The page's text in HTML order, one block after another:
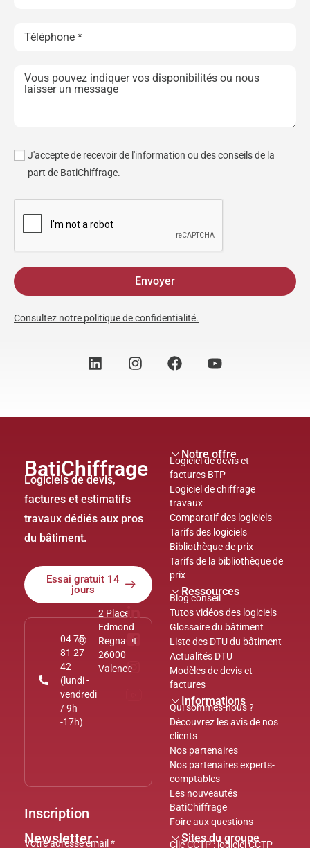
J'accepte de recevoir de l'information ou des conseils de la
part de BatiChiffrage.
Envoyer
Consultez notre politique de confidentialité.
BatiChiffrage
Logiciels de devis,
factures et estimatifs
travaux dédiés aux pros
du bâtiment.
Essai gratuit 14
jours
04 75
81 27
42
(lundi -
vendredi
/ 9h
-17h)
2 Place
Edmond
Regnault
26000
Valence
Inscription
Newsletter :
Notre offre
Logiciel de devis et
factures BTP
Logiciel de chiffrage
travaux
Comparatif des logiciels
Tarifs des logiciels
Bibliothèque de prix
Tarifs de la bibliothèque de
prix
Ressources
Blog conseil
Tutos vidéos des logiciels
Glossaire du bâtiment
Liste des DTU du bâtiment
Actualités DTU
Modèles de devis et
factures
Informations
Qui sommes-nous ?
Découvrez les avis de nos
clients
Nos partenaires
Nos partenaires experts-
comptables
Les nouveautés
BatiChiffrage
Foire aux questions
Sites du groupe
Clic CCTP : logiciel CCTP